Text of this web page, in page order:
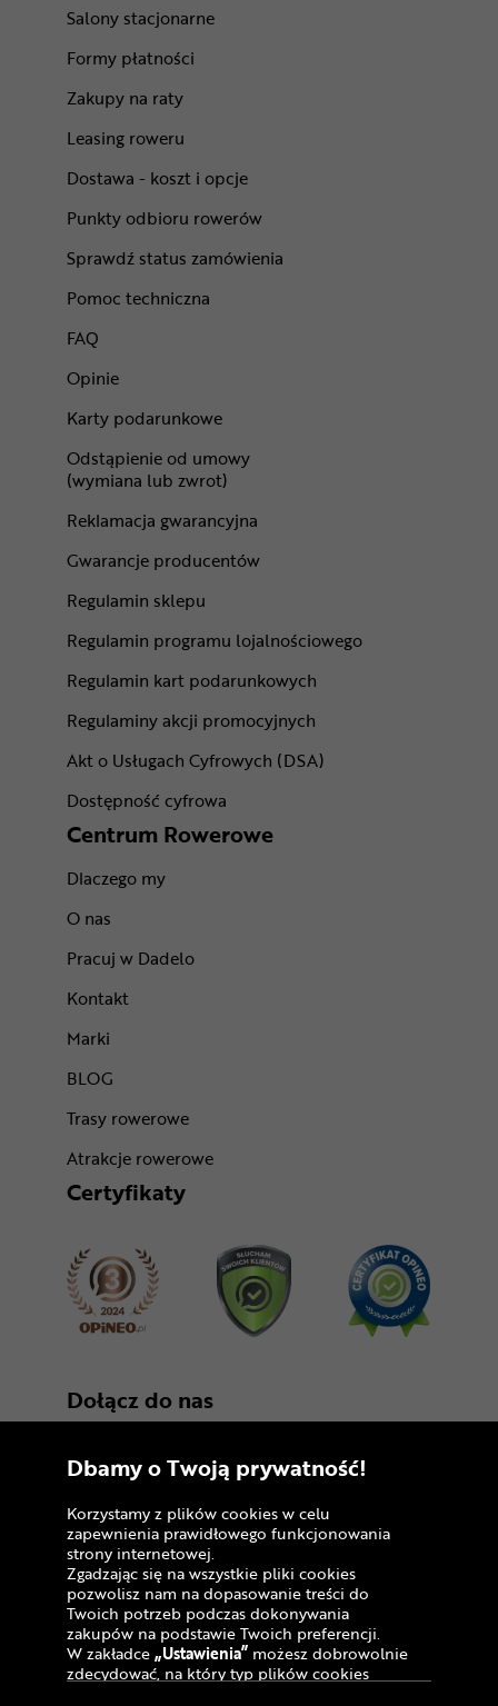
Salony stacjonarne
Formy płatności
Zakupy na raty
Leasing roweru
Dostawa - koszt i opcje
Punkty odbioru rowerów
Sprawdź status zamówienia
Pomoc techniczna
FAQ
Opinie
Karty podarunkowe
Odstąpienie od umowy
(wymiana lub zwrot)
Reklamacja gwarancyjna
Gwarancje producentów
Regulamin sklepu
Regulamin programu lojalnościowego
Regulamin kart podarunkowych
Regulaminy akcji promocyjnych
Akt o Usługach Cyfrowych (DSA)
Dostępność cyfrowa
Centrum Rowerowe
Dlaczego my
O nas
Pracuj w Dadelo
Kontakt
Marki
BLOG
Trasy rowerowe
Atrakcje rowerowe
Certyfikaty
Dołącz do nas
Copyright © 2005 - 2026
Polityka prywatności i zasady korzystania z
serwisu
Informacja o plikach cookies
Dbamy o Twoją prywatność!
Korzystamy z plików cookies w celu
zapewnienia prawidłowego funkcjonowania
strony internetowej.
Zgadzając się na wszystkie pliki cookies
pozwolisz nam na dopasowanie treści do
Twoich potrzeb podczas dokonywania
zakupów na podstawie Twoich preferencji.
W zakładce„Ustawienia” możesz dobrowolnie
zdecydować, na który typ plików cookies